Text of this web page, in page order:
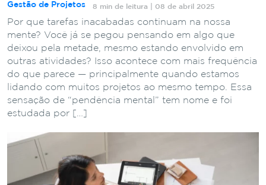
Gestão de Projetos 8 min de leitura | 08 de abril 2025
Por que tarefas inacabadas continuam na nossa
mente? Você já se pegou pensando em algo que
deixou pela metade, mesmo estando envolvido em
outras atividades? Isso acontece com mais frequência
do que parece — principalmente quando estamos
lidando com muitos projetos ao mesmo tempo. Essa
sensação de “pendência mental” tem nome e foi
estudada por […]